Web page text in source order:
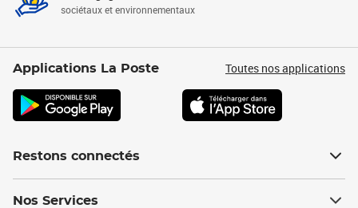
sociétaux et environnementaux
Applications La Poste Toutes nos applications
Restons connectés
Nos Services